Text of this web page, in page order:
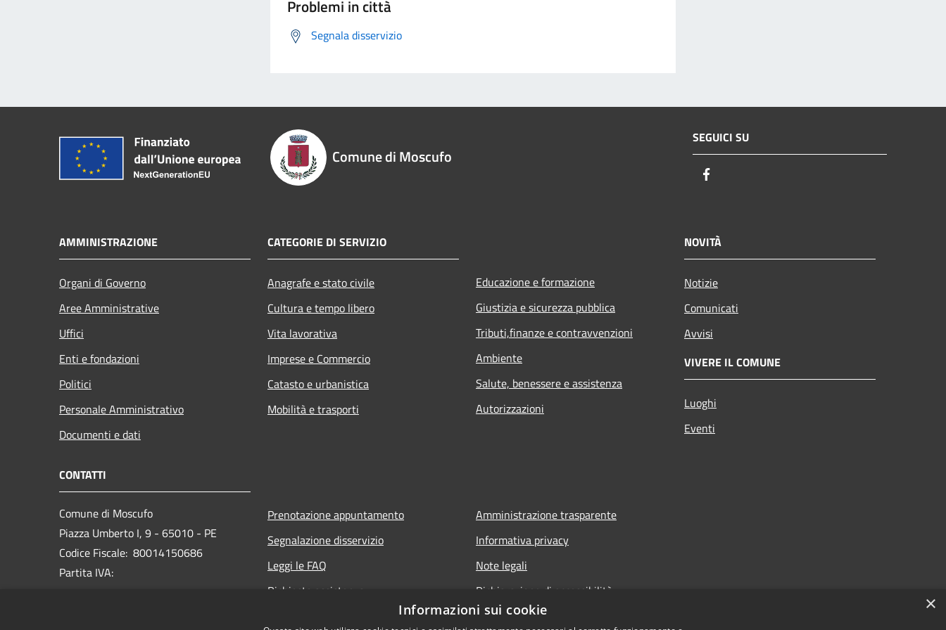
Problemi in città
Segnala disservizio
Comune di Moscufo
SEGUICI SU
AMMINISTRAZIONE
Organi di Governo
Aree Amministrative
Uffici
Enti e fondazioni
Politici
Personale Amministrativo
Documenti e dati
CATEGORIE DI SERVIZIO
Anagrafe e stato civile
Cultura e tempo libero
Vita lavorativa
Imprese e Commercio
Catasto e urbanistica
Mobilità e trasporti
Educazione e formazione
Giustizia e sicurezza pubblica
Tributi,finanze e contravvenzioni
Ambiente
Salute, benessere e assistenza
Autorizzazioni
NOVITÀ
Notizie
Comunicati
Avvisi
VIVERE IL COMUNE
Luoghi
Eventi
CONTATTI
Comune di Moscufo
Piazza Umberto I, 9 - 65010 - PE
Codice Fiscale: 80014150686
Partita IVA:
Prenotazione appuntamento
Segnalazione disservizio
Leggi le FAQ
Richiesta assistenza
Amministrazione trasparente
Informativa privacy
Note legali
Dichiarazione di accessibilità
×
Informazioni sui cookie